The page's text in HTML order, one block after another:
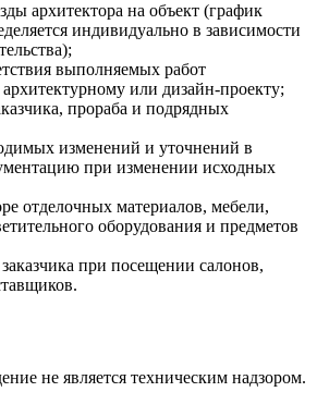
архитектора на объект (график
индивидуально в зависимости
выполняемых работ
или дизайн-проекту;
прораба и подрядных
изменений и уточнений в
при изменении исходных
отделочных материалов, мебели,
оборудования и предметов
при посещении салонов,
не является техническим надзором.